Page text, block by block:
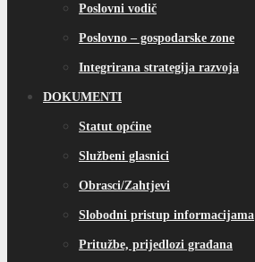
Poslovni vodič
Poslovno – gospodarske zone
Integrirana strategija razvoja
DOKUMENTI
Statut općine
Službeni glasnici
Obrasci/Zahtjevi
Slobodni pristup informacijama
Pritužbe, prijedlozi građana